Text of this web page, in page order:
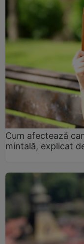
Cum afectează
mintală, explicat